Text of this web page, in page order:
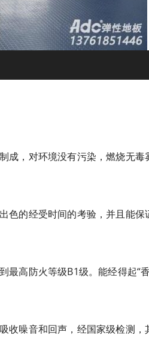
成，对环境没有污染，燃烧无毒
色的经受时间的考验，并且能保
最高防火等级B1级。能经得起“
收噪音和回声，经国家级检测，